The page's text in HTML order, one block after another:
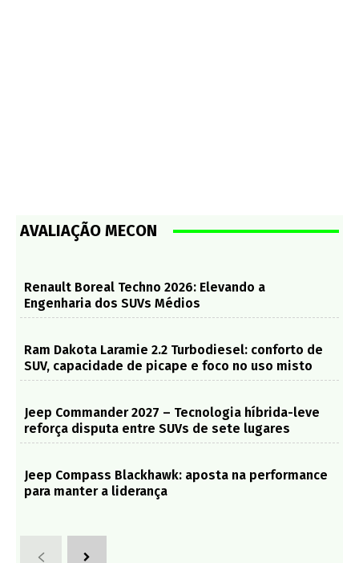
AVALIAÇÃO MECON
Renault Boreal Techno 2026: Elevando a
Engenharia dos SUVs Médios
Ram Dakota Laramie 2.2 Turbodiesel: conforto de
SUV, capacidade de picape e foco no uso misto
Jeep Commander 2027 – Tecnologia híbrida-leve
reforça disputa entre SUVs de sete lugares
Jeep Compass Blackhawk: aposta na performance
para manter a liderança